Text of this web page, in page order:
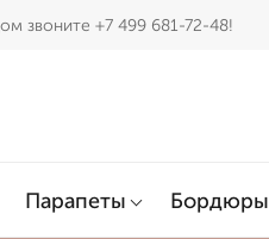
звоните +7 499 681-72-48!
Парапеты Бордюры